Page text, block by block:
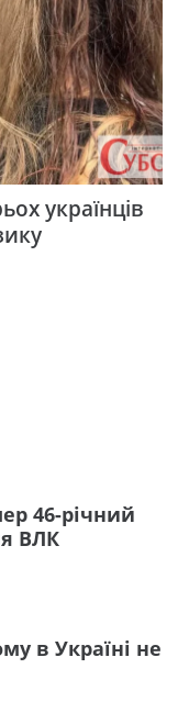
українців
46-річний
ВЛК
в Україні не